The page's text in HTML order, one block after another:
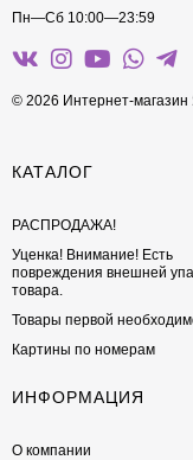
Пн—Сб 10:00—23:59
© 2026 Интернет-
КАТАЛОГ
РАСПРОДАЖА!
Уценка! Внимание! Есть
повреждения внешней
товара.
Товары первой
Картины по номерам
ИНФОРМАЦИЯ
О компании